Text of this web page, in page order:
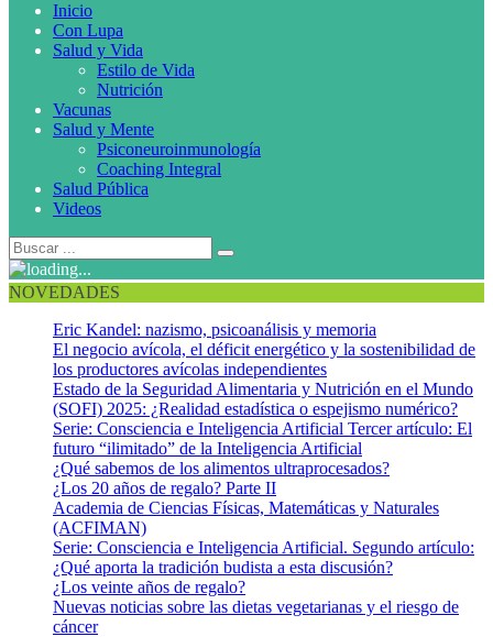
Inicio
Con Lupa
Salud y Vida
Estilo de Vida
Nutrición
Vacunas
Salud y Mente
Psiconeuroinmunología
Coaching Integral
Salud Pública
Videos
NOVEDADES
Eric Kandel: nazismo, psicoanálisis y memoria
El negocio avícola, el déficit energético y la sostenibilidad de
los productores avícolas independientes
Estado de la Seguridad Alimentaria y Nutrición en el Mundo
(SOFI) 2025: ¿Realidad estadística o espejismo numérico?
Serie: Consciencia e Inteligencia Artificial Tercer artículo: El
futuro “ilimitado” de la Inteligencia Artificial
¿Qué sabemos de los alimentos ultraprocesados?
¿Los 20 años de regalo? Parte II
Academia de Ciencias Físicas, Matemáticas y Naturales
(ACFIMAN)
Serie: Consciencia e Inteligencia Artificial. Segundo artículo:
¿Qué aporta la tradición budista a esta discusión?
¿Los veinte años de regalo?
Nuevas noticias sobre las dietas vegetarianas y el riesgo de
cáncer